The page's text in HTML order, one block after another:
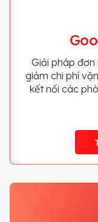
Giải pháp
giảm chi phí
kết nối các